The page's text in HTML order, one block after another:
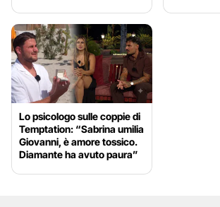
Lo psicologo sulle coppie di
Temptation: “Sabrina umilia
Giovanni, è amore tossico.
Diamante ha avuto paura”